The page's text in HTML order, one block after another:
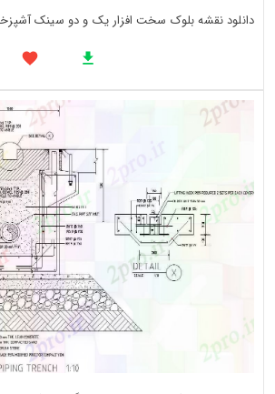
دانلود نقشه بلوک سخت افزار یک و دو سینک آشپزخانه